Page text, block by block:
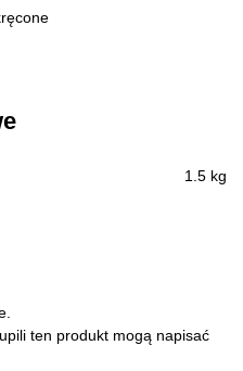
1.5 kg
ten produkt mogą napisać